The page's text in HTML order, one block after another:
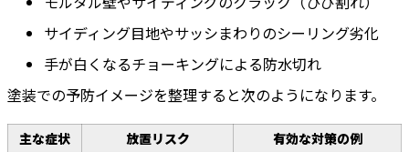
サイディング目地やサッシまわりのシーリング劣化
手が白くなるチョーキングによる防水切れ
塗装での予防イメージを整理すると次のようになります。
主な症状 放置リスク 有効な対策の例